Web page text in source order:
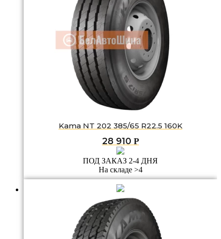
Kama NT 202 385/65 R22.5 160K
28 910 Р
ПОД ЗАКАЗ 2-4 ДНЯ
На складе >4